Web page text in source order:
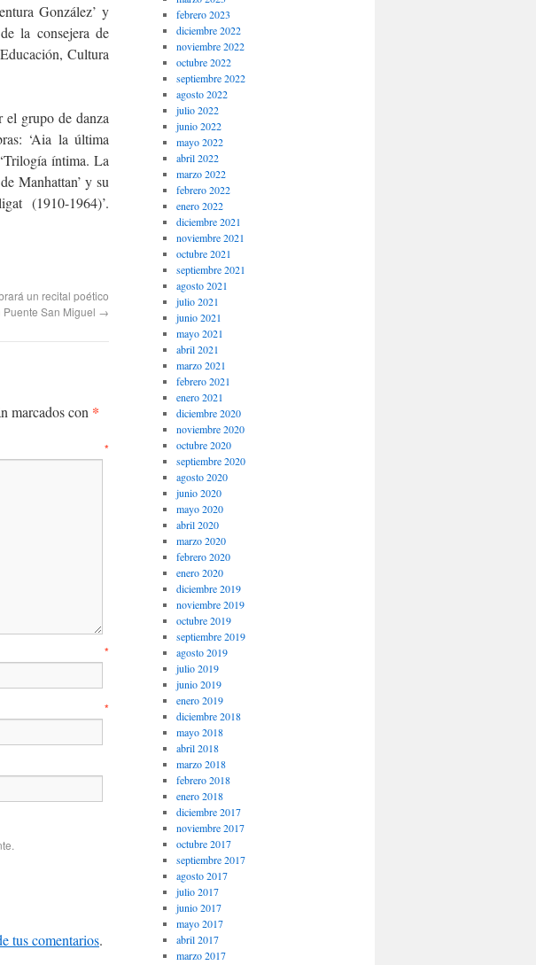
González’ y
la consejera de
Cultura
el grupo de danza
‘Aia la última
íntima. La
Manhattan’ y su
(1910-1964)’.
un recital poético
San Miguel →
marcados con *
*
*
*
tus comentarios.
febrero 2023
diciembre 2022
noviembre 2022
octubre 2022
septiembre 2022
agosto 2022
julio 2022
junio 2022
mayo 2022
abril 2022
marzo 2022
febrero 2022
enero 2022
diciembre 2021
noviembre 2021
octubre 2021
septiembre 2021
agosto 2021
julio 2021
junio 2021
mayo 2021
abril 2021
marzo 2021
febrero 2021
enero 2021
diciembre 2020
noviembre 2020
octubre 2020
septiembre 2020
agosto 2020
junio 2020
mayo 2020
abril 2020
marzo 2020
febrero 2020
enero 2020
diciembre 2019
noviembre 2019
octubre 2019
septiembre 2019
agosto 2019
julio 2019
junio 2019
enero 2019
diciembre 2018
mayo 2018
abril 2018
marzo 2018
febrero 2018
enero 2018
diciembre 2017
noviembre 2017
octubre 2017
septiembre 2017
agosto 2017
julio 2017
junio 2017
mayo 2017
abril 2017
marzo 2017